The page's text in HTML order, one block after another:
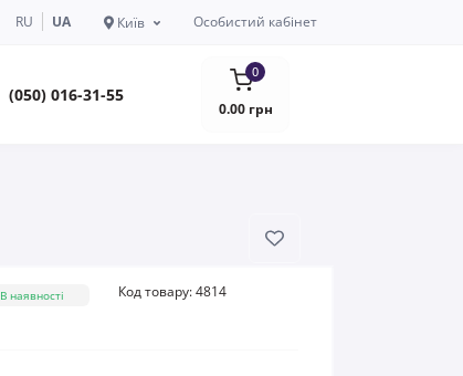
RU UA Київ Особистий кабінет
(050) 016-31-55
0
0.00 грн
Код товару:4814
В наявності